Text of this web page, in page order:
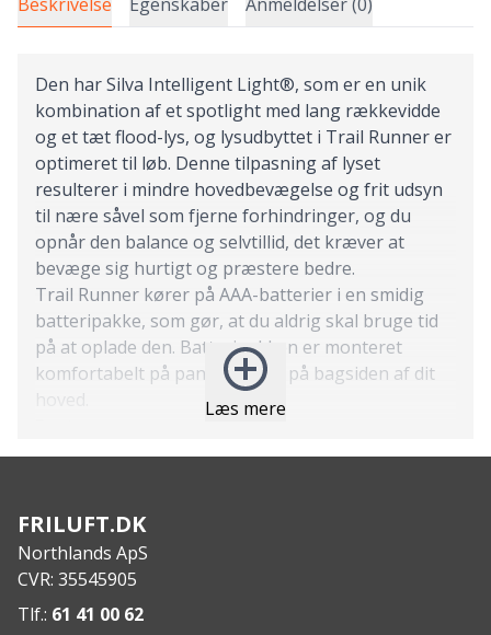
Læs mere
Den har Silva Intelligent Light®, som er en unik
kombination af et spotlight med lang rækkevidde
og et tæt flood-lys, og lysudbyttet i Trail Runner er
optimeret til løb. Denne tilpasning af lyset
resulterer i mindre hovedbevægelse og frit udsyn
til nære såvel som fjerne forhindringer, og du
opnår den balance og selvtillid, det kræver at
bevæge sig hurtigt og præstere bedre.
Trail Runner kører på AAA-batterier i en smidig
batteripakke, som gør, at du aldrig skal bruge tid
på at oplade den. Batteripakken er monteret
komfortabelt på pandebåndet på bagsiden af ​​dit
hoved.
SILVA Intelligent Light – der kombinerer spotlys
det brede anti-slip pandebånd
Lysudbytte og lysafstand: 350 True Lumen og 75
meter
Drevet af en 3xAAA-batterikasse fire montering på
FRILUFT.DK
Northlands ApS
CVR: 35545905
Tlf.: 61 41 00 62